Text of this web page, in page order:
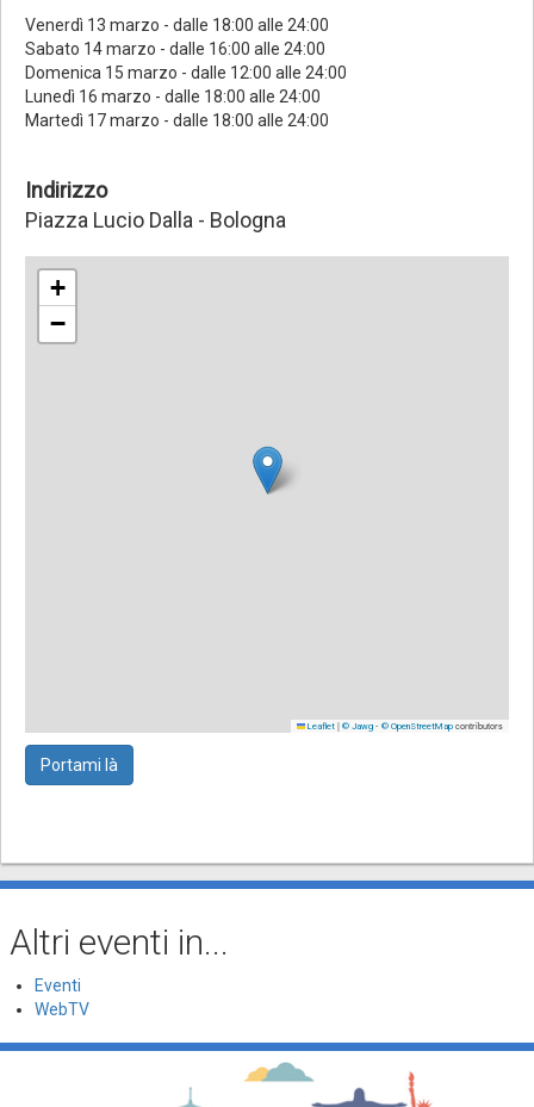
Venerdì 13 marzo - dalle 18:00 alle 24:00
Sabato 14 marzo - dalle 16:00 alle 24:00
Domenica 15 marzo - dalle 12:00 alle 24:00
Lunedì 16 marzo - dalle 18:00 alle 24:00
Martedì 17 marzo - dalle 18:00 alle 24:00
Indirizzo
Piazza Lucio Dalla - Bologna
+
−
Leaflet | © Jawg - © OpenStreetMap contributors
Portami là
Altri eventi in...
Eventi
WebTV